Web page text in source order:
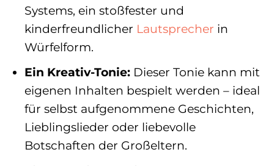
Systems, ein stoßfester und
kinderfreundlicher Lautsprecher in
Würfelform.
Ein Kreativ-Tonie:Dieser Tonie kann mit
eigenen Inhalten bespielt werden – ideal
für selbst aufgenommene Geschichten,
Lieblingslieder oder liebevolle
Botschaften der Großeltern.